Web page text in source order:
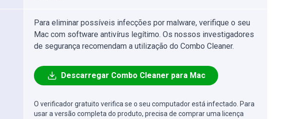
Para eliminar possíveis infecções por malware, verifique o seu
Mac com software antivírus legítimo. Os nossos investigadores
de segurança recomendam a utilização do Combo Cleaner.
Descarregar Combo Cleaner para Mac
O verificador gratuito verifica se o seu computador está infectado. Para
usar a versão completa do produto, precisa de comprar uma licença